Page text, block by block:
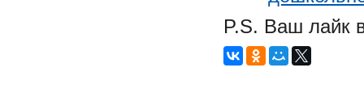
P.S. Ваш лайк